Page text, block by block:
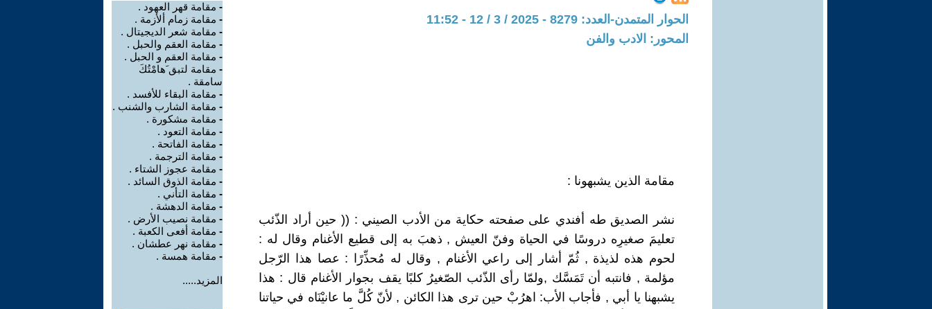
الحوار المتمدن-العدد: 8279 - 2025 / 3 / 12 - 11:52
المحور: الادب والفن
مقامة الذين يشبهونا :
نشر الصديق طه أفندي على صفحته حكاية من الأدب الصيني : (( حين أراد الذّئب
تعليمَ صغيرِه دروسًا في الحياة وفنّ العيش , ذهبَ به إلى قطيع الأغنام وقال له :
لحوم هذه لذيذة , ثُمّ أشار إلى راعي الأغنام , وقال له مُحذِّرًا : عصا هذا الرّجل
مؤلمة , فانتبه أن تَمَسَّك ,ولمّا رأى الذّئب الصّغيرُ كلبًا يقف بجوار الأغنام قال : هذا
يشبهنا يا أبي , فأجاب الأب: اهرُبْ حين ترى هذا الكائن , لأنّ كُلَّ ما عانيْنَاه في حياتنا
- مقامة قهر العهود .
- مقامة زمام ألأزمة .
- مقامة شعر الديجيتال .
- مقامة العقم والحبل .
- مقامة العقم و الحبل .
- مقامة لتبق َهامْتُكَ
سامقة .
- مقامة البقاء للأفسد .
- مقامة الشارب والشنب .
- مقامة مشكورة .
- مقامة التعود .
- مقامة الفاتحة .
- مقامة الترجمة .
- مقامة عجوز الشتاء .
- مقامة الذوق السائد .
- مقامة التأني .
- مقامة الدهشة .
- مقامة نصيب الأرض .
- مقامة أفعى الكعبة .
- مقامة نهر عطشان .
- مقامة همسة .
المزيد.....